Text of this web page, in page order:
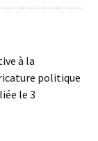
à la
politique
le 3